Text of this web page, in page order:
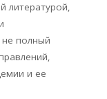
литературой,
не полный
и ее